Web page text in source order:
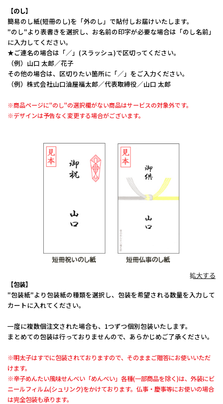
【のし】
簡易のし紙(短冊のし)を「外のし」で貼付しお届けいたします。
"のし"より表書きを選択し、お名前の印字が必要な場合は「のし名前」
に入力してください。
★ご連名の場合は「／」(スラッシュ)で区切ってください。
（例）山口 太郎／花子
その他の場合は、区切りたい箇所に「／」をご入力ください。
（例）株式会社山口油屋福太郎／代表取締役／山口 太郎
※商品ページに"のし"の選択欄がない商品はサービスの対象外です。
※デザインは予告なく変更する場合がございます。
拡大する
【包装】
"包装紙"より包装紙の種類を選択し、包装を希望される数量を入力して
カートに入れてください。
一度に複数個注文された場合も、1つずつ個別包装いたします。
まとめての包装は行っておりませんので、あらかじめご了承ください。
※明太子はすでに包装されておりますので、そのままご贈答にお使いいただ
けます。
※辛子めんたい風味せんべい「めんべい」各種(一部商品を除く)は、外装にビ
ニールフィルム(シュリンク)をかけております。仏事・慶事等にお使いの場合
は完全包装も承ります。